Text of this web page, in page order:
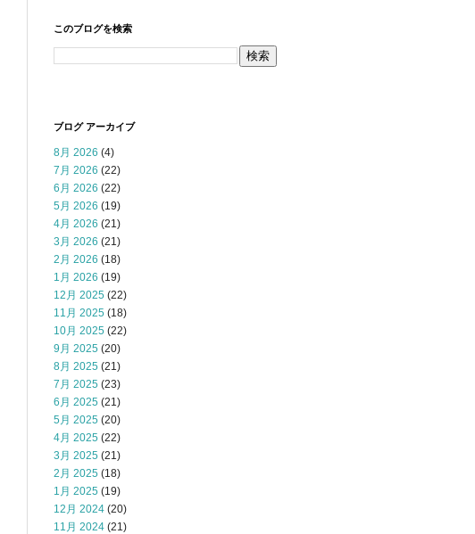
このブログを検索
ブログ アーカイブ
8月 2026 (4)
7月 2026 (22)
6月 2026 (22)
5月 2026 (19)
4月 2026 (21)
3月 2026 (21)
2月 2026 (18)
1月 2026 (19)
12月 2025 (22)
11月 2025 (18)
10月 2025 (22)
9月 2025 (20)
8月 2025 (21)
7月 2025 (23)
6月 2025 (21)
5月 2025 (20)
4月 2025 (22)
3月 2025 (21)
2月 2025 (18)
1月 2025 (19)
12月 2024 (20)
11月 2024 (21)